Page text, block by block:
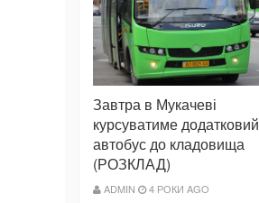
Завтра в Мукачеві
курсуватиме додатковий
автобус до кладовища
(РОЗКЛАД)
ADMIN 4 РОКИ AGO